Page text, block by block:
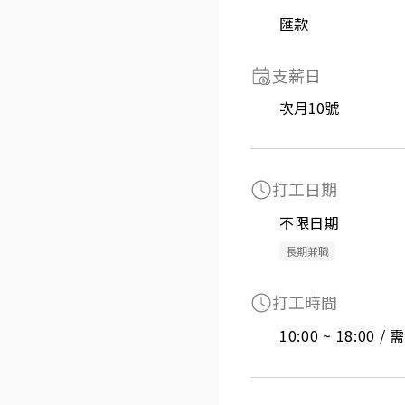
匯款
支薪日
次月10號
打工日期
不限日期
長期兼職
打工時間
10:00 ~ 18:00 /